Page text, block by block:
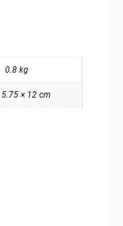
0.8 kg
5.75 × 12 cm